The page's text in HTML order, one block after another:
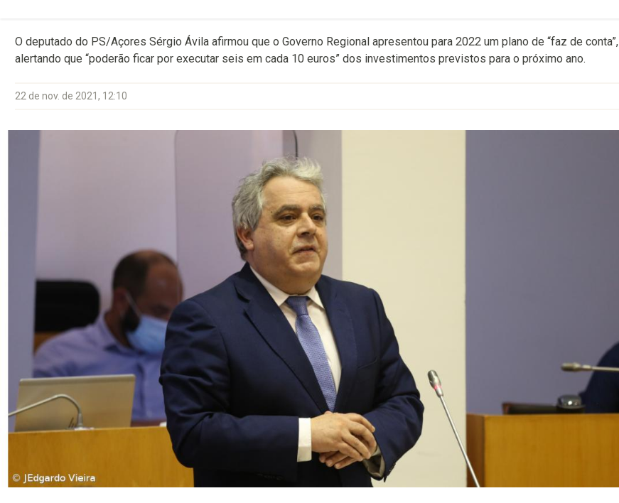
O deputado do PS/Açores Sérgio Ávila afirmou que o Governo Regional apresentou para 2022 um plano de “faz de conta”,
alertando que “poderão ficar por executar seis em cada 10 euros” dos investimentos previstos para o próximo ano.
22 de nov. de 2021, 12:10